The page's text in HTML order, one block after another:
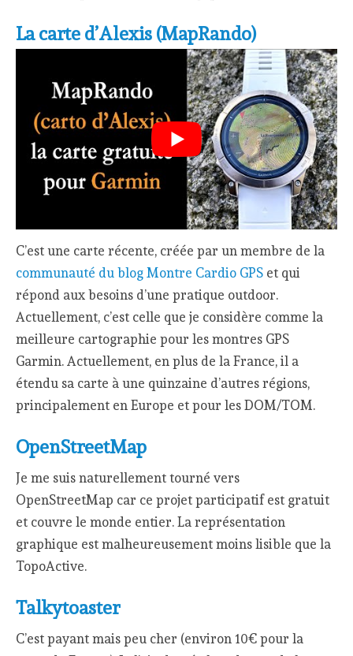
La carte d’Alexis (MapRando)
C’est une carte récente, créée par un membre de la
communauté du blog Montre Cardio GPS et qui
répond aux besoins d’une pratique outdoor.
Actuellement, c’est celle que je considère comme la
meilleure cartographie pour les montres GPS
Garmin. Actuellement, en plus de la France, il a
étendu sa carte à une quinzaine d’autres régions,
principalement en Europe et pour les DOM/TOM.
OpenStreetMap
Je me suis naturellement tourné vers
OpenStreetMap car ce projet participatif est gratuit
et couvre le monde entier. La représentation
graphique est malheureusement moins lisible que la
TopoActive.
Talkytoaster
C’est payant mais peu cher (environ 10€ pour la